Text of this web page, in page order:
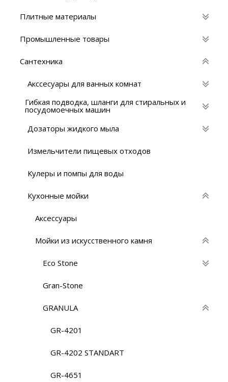
Плитные материалы
Промышленные товары
Сантехника
Акссесуары для ванных комнат
Гибкая подводка, шланги для стиральных и
посудомоечных машин
Дозаторы жидкого мыла
Измельчители пищевых отходов
Кулеры и помпы для воды
Кухонные мойки
Аксессуары
Мойки из искусственного камня
Eco Stone
Gran-Stone
GRANULA
GR-4201
GR-4202 STANDART
GR-4651